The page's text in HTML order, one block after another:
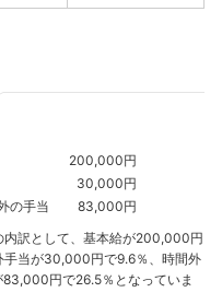
200,000円
30,000円
の手当
83,000円
訳として、基本給が200,000円
手当が30,000円で9.6％、時間外
円で26.5％となっていま